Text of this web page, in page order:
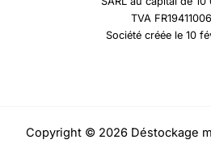
TVA
Société créée le 10
Copyright © 2026 Déstockage